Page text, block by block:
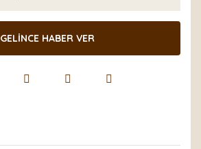
GELİNCE HABER VER